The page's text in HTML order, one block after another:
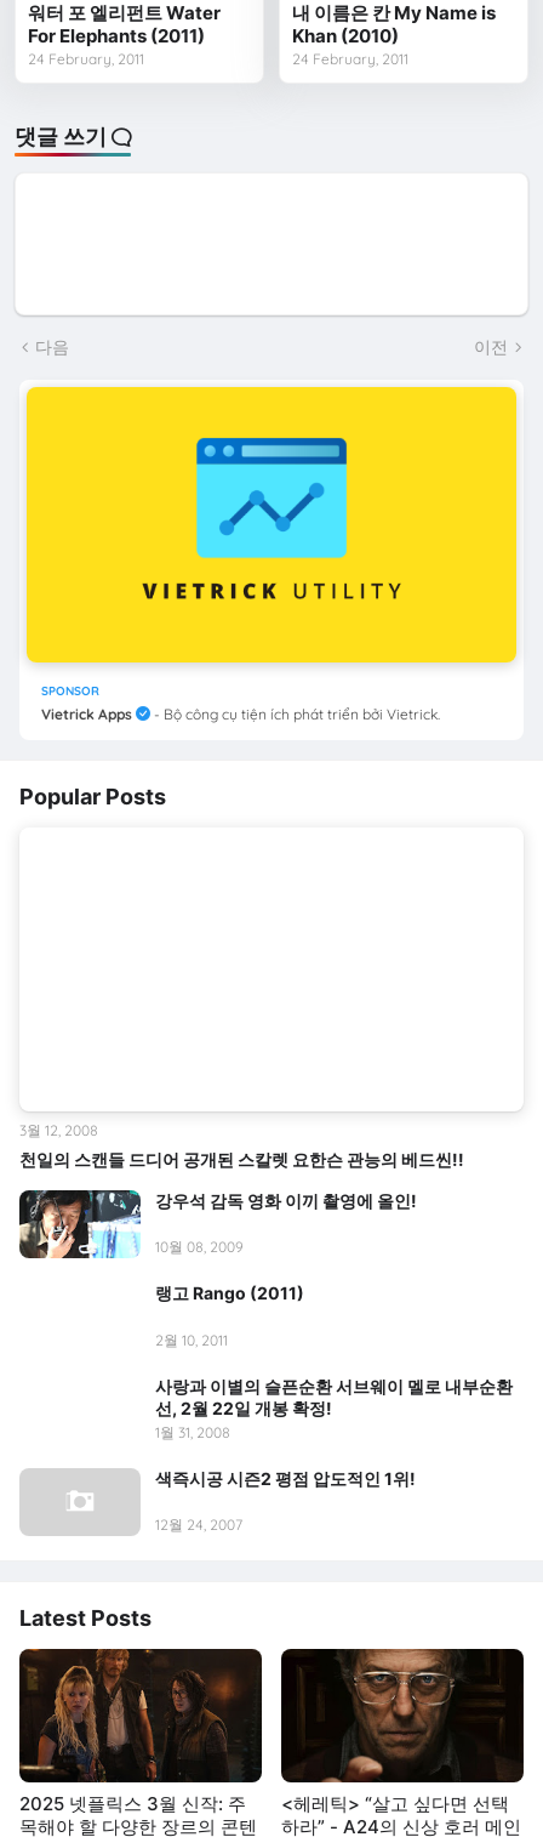
워터 포 엘리펀트 Water
For Elephants (2011)
24 February, 2011
내 이름은 칸 My Name is
Khan (2010)
24 February, 2011
댓글 쓰기
다음 이전
SPONSOR
Vietrick Apps - Bộ công cụ tiện ích phát triển bởi Vietrick.
Popular Posts
천일의 스캔들 드디어 공개된 스칼렛 요한슨 관능의 베드씬!!
3월 12, 2008
강우석 감독 영화 이끼 촬영에 올인!
10월 08, 2009
랭고 Rango (2011)
2월 10, 2011
사랑과 이별의 슬픈순환 서브웨이 멜로 내부순환
선, 2월 22일 개봉 확정!
1월 31, 2008
색즉시공 시즌2 평점 압도적인 1위!
12월 24, 2007
Latest Posts
2025 넷플릭스 3월 신작: 주
목해야 할 다양한 장르의 콘텐
<헤레틱> “살고 싶다면 선택
하라” - A24의 신상 호러 메인